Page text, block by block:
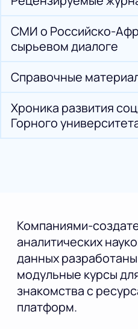
СМИ о Российско-
сырьевом диалоге
Справочные
Хроника развития
Горного
Компаниями-
аналитических
данных
модульные курсы
знакомства с
платформ.